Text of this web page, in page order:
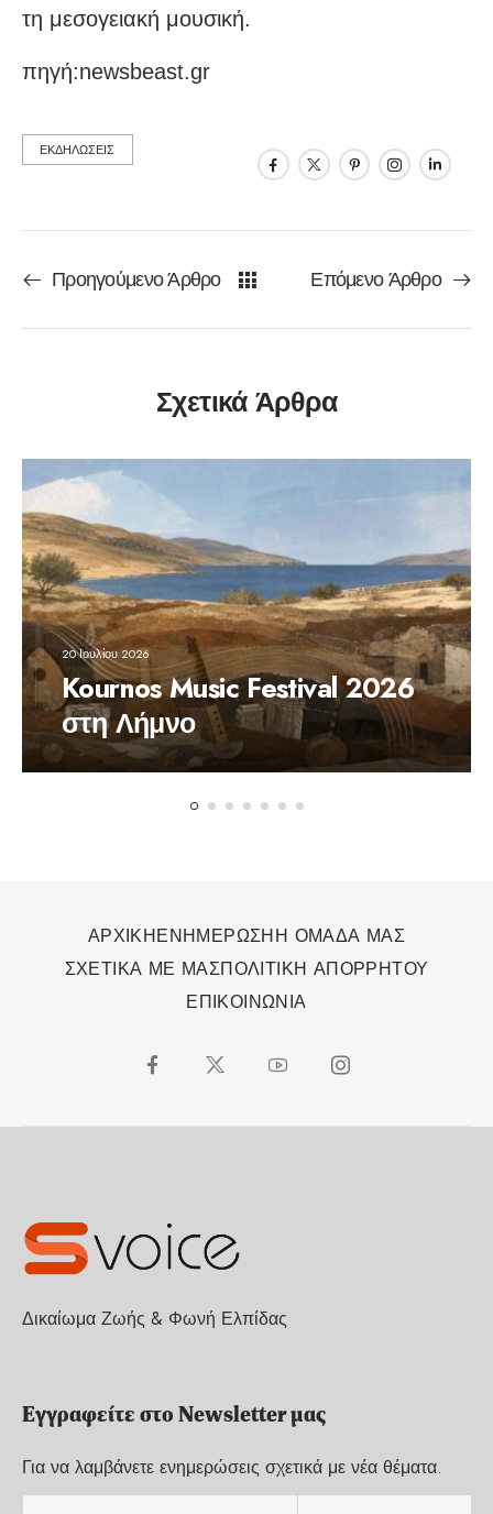
τη μεσογειακή μουσική.
πηγή:newsbeast.gr
ΕΚΔΗΛΩΣΕΙΣ
Προηγούμενο Άρθρο Επόμενο Άρθρο
Σχετικά Άρθρα
20 Ιουλίου 2026
Kournos Music Festival 2026
στη Λήμνο
ΑΡΧΙΚΗΕΝΗΜΕΡΩΣΗΗ ΟΜΑΔΑ ΜΑΣ
ΣΧΕΤΙΚΑ ΜΕ ΜΑΣΠΟΛΙΤΙΚΗ ΑΠΟΡΡΗΤΟΥ
ΕΠΙΚΟΙΝΩΝΙΑ
Δικαίωμα Ζωής & Φωνή Ελπίδας
Εγγραφείτε στο Newsletter μας
Για να λαμβάνετε ενημερώσεις σχετικά με νέα θέματα.